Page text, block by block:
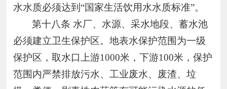
水水质必须达到“国家生活饮用水水质标准”。
第十八条 水厂、水源、采水地段、蓄水池
必须建立卫生保护区。地表水保护范围为一级
保护区，取水口上游1000米，下游100米，保护
范围内严禁排放污水、工业废水、废渣、垃